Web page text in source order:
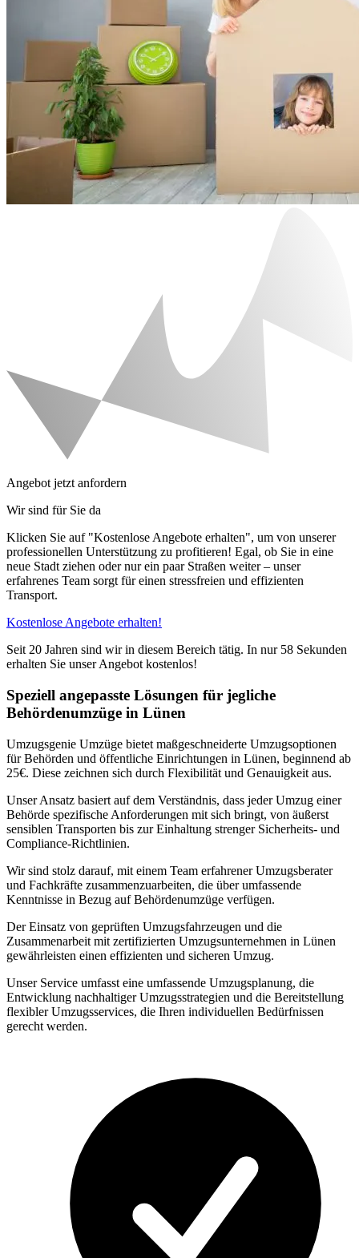
Angebot jetzt anfordern
Wir sind für Sie da
Klicken Sie auf "Kostenlose Angebote erhalten", um von unserer
professionellen Unterstützung zu profitieren! Egal, ob Sie in eine
neue Stadt ziehen oder nur ein paar Straßen weiter – unser
erfahrenes Team sorgt für einen stressfreien und effizienten
Transport.
Kostenlose Angebote erhalten!
Seit 20 Jahren sind wir in diesem Bereich tätig. In nur 58 Sekunden
erhalten Sie unser Angebot kostenlos!
Speziell angepasste Lösungen für jegliche
Behördenumzüge in Lünen
Umzugsgenie Umzüge bietet maßgeschneiderte Umzugsoptionen
für Behörden und öffentliche Einrichtungen in Lünen, beginnend ab
25€. Diese zeichnen sich durch Flexibilität und Genauigkeit aus.
Unser Ansatz basiert auf dem Verständnis, dass jeder Umzug einer
Behörde spezifische Anforderungen mit sich bringt, von äußerst
sensiblen Transporten bis zur Einhaltung strenger Sicherheits- und
Compliance-Richtlinien.
Wir sind stolz darauf, mit einem Team erfahrener Umzugsberater
und Fachkräfte zusammenzuarbeiten, die über umfassende
Kenntnisse in Bezug auf Behördenumzüge verfügen.
Der Einsatz von geprüften Umzugsfahrzeugen und die
Zusammenarbeit mit zertifizierten Umzugsunternehmen in Lünen
gewährleisten einen effizienten und sicheren Umzug.
Unser Service umfasst eine umfassende Umzugsplanung, die
Entwicklung nachhaltiger Umzugsstrategien und die Bereitstellung
flexibler Umzugsservices, die Ihren individuellen Bedürfnissen
gerecht werden.